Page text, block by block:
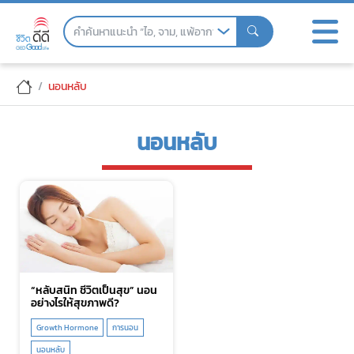
Skip
นอนหลับ
นอนหลับ
“หลับสนิท ชีวิตเป็นสุข” นอน
อย่างไรให้สุขภาพดี?
Growth Hormone
การนอน
นอนหลับ